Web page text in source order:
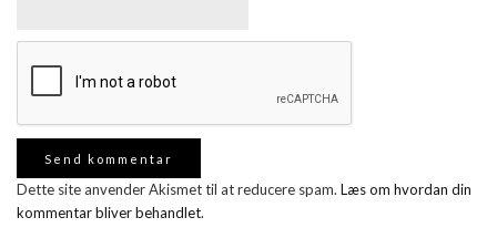
Dette site anvender Akismet til at reducere spam. Læs om hvordan din
kommentar bliver behandlet.